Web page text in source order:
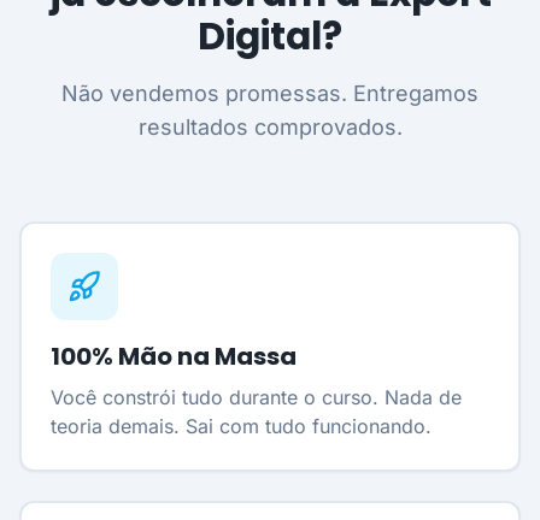
Digital?
Não vendemos promessas. Entregamos
resultados comprovados.
100% Mão na Massa
Você constrói tudo durante o curso. Nada de
teoria demais. Sai com tudo funcionando.